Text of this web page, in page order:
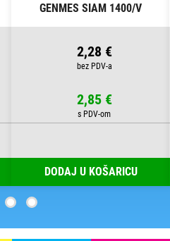
GENMES SIAM 1400/V
2,28 €
2,85 €
DODAJ U KOŠARICU